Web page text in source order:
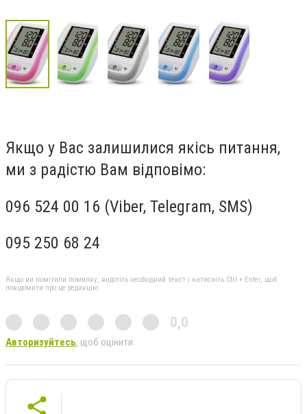
Якщо у Вас залишилися якісь питання,
ми з радістю Вам відповімо:
096 524 00 16 (Viber, Telegram, SMS)
095 250 68 24
Якщо ви помітили помилку, виділіть необхідний текст і натисніть Ctrl + Enter, щоб
повідомити про це редакцію
0,0
Авторизуйтесь, щоб оцінити